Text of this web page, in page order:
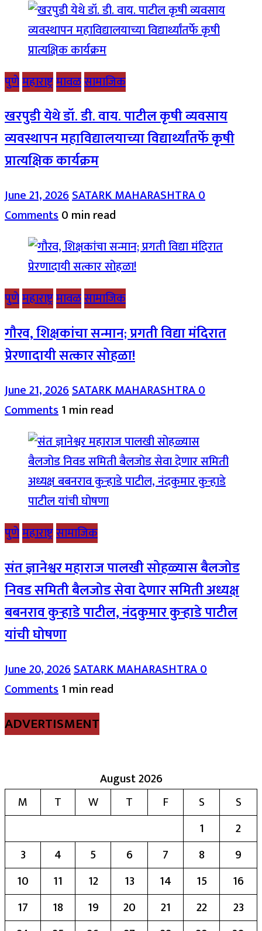
पुणेमहाराष्ट्रमावळसामाजिक
खरपुडी येथे डॉ. डी. वाय. पाटील कृषी व्यवसाय
व्यवस्थापन महाविद्यालयाच्या विद्यार्थ्यांतर्फे कृषी
प्रात्यक्षिक कार्यक्रम
June 21, 2026SATARK MAHARASHTRA0
Comments0 min read
पुणेमहाराष्ट्रमावळसामाजिक
गौरव, शिक्षकांचा सन्मान; प्रगती विद्या मंदिरात
प्रेरणादायी सत्कार सोहळा!
June 21, 2026SATARK MAHARASHTRA0
Comments1 min read
पुणेमहाराष्ट्रसामाजिक
संत ज्ञानेश्वर महाराज पालखी सोहळ्यास बैलजोड
निवड समिती बैलजोड सेवा देणार समिती अध्यक्ष
बबनराव कुऱ्हाडे पाटील, नंदकुमार कुऱ्हाडे पाटील
यांची घोषणा
June 20, 2026SATARK MAHARASHTRA0
Comments1 min read
ADVERTISMENT
August 2026
M
T W T F S
S
1
2
3
4 5 6 7 8
9
10
11 12 13 14 15
16
17
18 19 20 21 22
23